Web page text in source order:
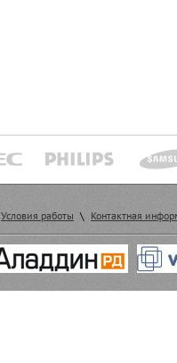
Условия работы \ Контактная